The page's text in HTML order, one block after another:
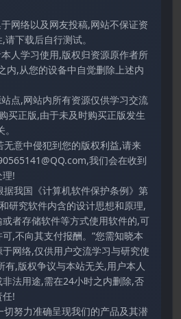
网络以及网友投稿,网站不保证资
下载后自行测试。
人学习使用,版权归资源原作者所
内,从您的设备中自觉删除上述内
点,网站内所有资源仅供学习交流
买正版,由于未及时购买正版发生
意中侵犯到您的版权利益,请来
我们会在收到
!
据我国《计算机软件保护条例》第
研究软件内含的设计思想和原理,
者存储软件等方式使用软件的,可
,不向其支付报酬。”您需知晓本
网络,仅供用户交流学习与研究使
有,版权争议与本站无关,用户本人
法用途,需在24小时之内删除,否
任!
努力准确呈现我们的产品及其潜